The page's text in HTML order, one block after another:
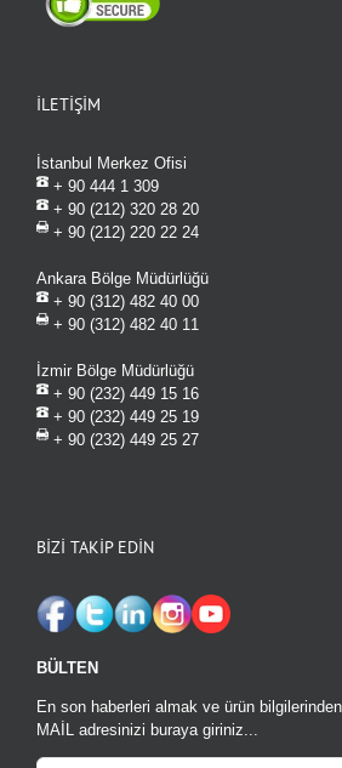
İLETİŞİM
İstanbul Merkez Ofisi
+ 90 444 1 309
+ 90 (212) 320 28 20
+ 90 (212) 220 22 24
Ankara Bölge Müdürlüğü
+ 90 (312) 482 40 00
+ 90 (312) 482 40 11
İzmir Bölge Müdürlüğü
+ 90 (232) 449 15 16
+ 90 (232) 449 25 19
+ 90 (232) 449 25 27
BİZİ TAKİP EDİN
BÜLTEN
En son haberleri almak ve ürün
MAİL adresinizi buraya giriniz...